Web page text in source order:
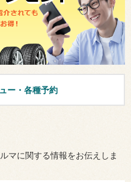
ー・各種予約
マに関する情報をお伝えしま